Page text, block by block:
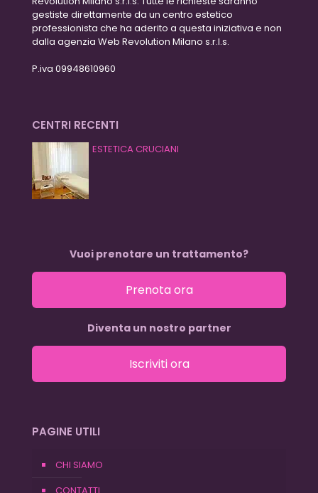
gestiste direttamente da un centro estetico
professionista che ha aderito a questa iniziativa e non
dalla agenzia Web Revolution Milano s.r.l.s.
P.iva 09948610960
CENTRI RECENTI
ESTETICA CRUCIANI
Vuoi prenotare un trattamento?
Prenota ora
Diventa un nostro partner
Iscriviti ora
PAGINE UTILI
CHI SIAMO